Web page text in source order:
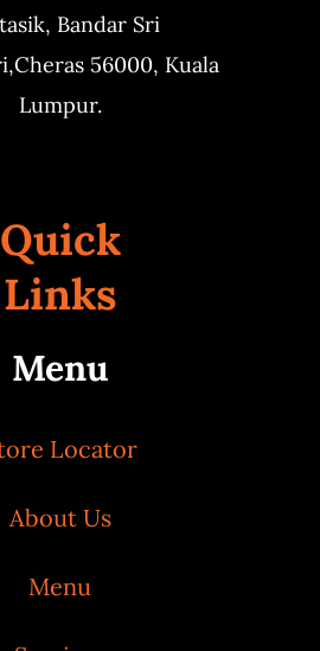
Bandar Sri
Cheras 56000, Kuala
Lumpur.
Quick
Links
Menu
Locator
About Us
Menu